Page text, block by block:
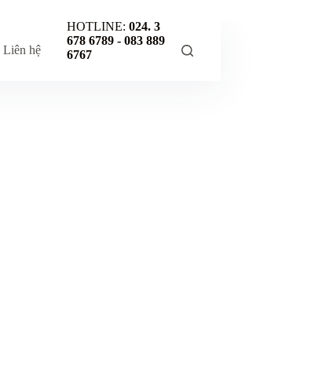
Liên hệ
HOTLINE:024. 3
678 6789 -083 889
6767